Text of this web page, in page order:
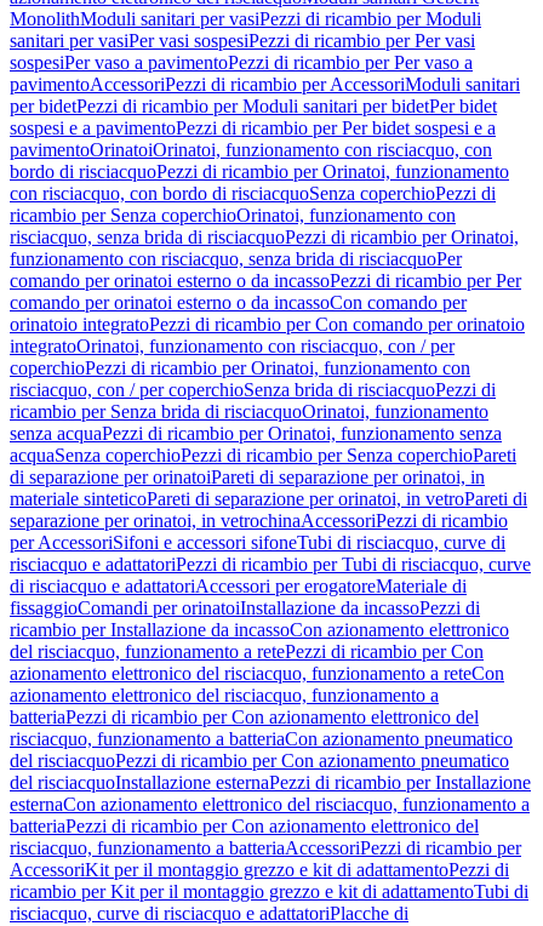
MonolithModuli sanitari per vasiPezzi di ricambio per Moduli
sanitari per vasiPer vasi sospesiPezzi di ricambio per Per vasi
sospesiPer vaso a pavimentoPezzi di ricambio per Per vaso a
pavimentoAccessoriPezzi di ricambio per AccessoriModuli sanitari
per bidetPezzi di ricambio per Moduli sanitari per bidetPer bidet
sospesi e a pavimentoPezzi di ricambio per Per bidet sospesi e a
pavimentoOrinatoiOrinatoi, funzionamento con risciacquo, con
bordo di risciacquoPezzi di ricambio per Orinatoi, funzionamento
con risciacquo, con bordo di risciacquoSenza coperchioPezzi di
ricambio per Senza coperchioOrinatoi, funzionamento con
risciacquo, senza brida di risciacquoPezzi di ricambio per Orinatoi,
funzionamento con risciacquo, senza brida di risciacquoPer
comando per orinatoi esterno o da incassoPezzi di ricambio per Per
comando per orinatoi esterno o da incassoCon comando per
orinatoio integratoPezzi di ricambio per Con comando per orinatoio
integratoOrinatoi, funzionamento con risciacquo, con / per
coperchioPezzi di ricambio per Orinatoi, funzionamento con
risciacquo, con / per coperchioSenza brida di risciacquoPezzi di
ricambio per Senza brida di risciacquoOrinatoi, funzionamento
senza acquaPezzi di ricambio per Orinatoi, funzionamento senza
acquaSenza coperchioPezzi di ricambio per Senza coperchioPareti
di separazione per orinatoiPareti di separazione per orinatoi, in
materiale sinteticoPareti di separazione per orinatoi, in vetroPareti di
separazione per orinatoi, in vetrochinaAccessoriPezzi di ricambio
per AccessoriSifoni e accessori sifoneTubi di risciacquo, curve di
risciacquo e adattatoriPezzi di ricambio per Tubi di risciacquo, curve
di risciacquo e adattatoriAccessori per erogatoreMateriale di
fissaggioComandi per orinatoiInstallazione da incassoPezzi di
ricambio per Installazione da incassoCon azionamento elettronico
del risciacquo, funzionamento a retePezzi di ricambio per Con
azionamento elettronico del risciacquo, funzionamento a reteCon
azionamento elettronico del risciacquo, funzionamento a
batteriaPezzi di ricambio per Con azionamento elettronico del
risciacquo, funzionamento a batteriaCon azionamento pneumatico
del risciacquoPezzi di ricambio per Con azionamento pneumatico
del risciacquoInstallazione esternaPezzi di ricambio per Installazione
esternaCon azionamento elettronico del risciacquo, funzionamento a
batteriaPezzi di ricambio per Con azionamento elettronico del
risciacquo, funzionamento a batteriaAccessoriPezzi di ricambio per
AccessoriKit per il montaggio grezzo e kit di adattamentoPezzi di
ricambio per Kit per il montaggio grezzo e kit di adattamentoTubi di
risciacquo, curve di risciacquo e adattatoriPlacche di